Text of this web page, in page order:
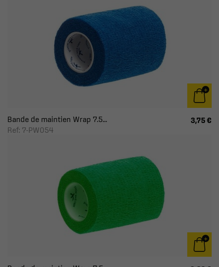
Bande de maintien Wrap 7.5...
Ref: 7-PW054
3,75 €